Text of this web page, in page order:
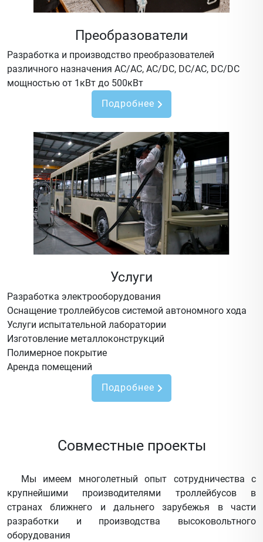
Преобразователи
Разработка и производство преобразователей
различного назначения AC/AC, AC/DC, DC/AC, DC/DC
мощностью от 1кВт до 500кВт
Подробнее
Услуги
Разработка электрооборудования
Оснащение троллейбусов системой автономного хода
Услуги испытательной лаборатории
Изготовление металлоконструкций
Полимерное покрытие
Аренда помещений
Подробнее
Совместные проекты
Мы имеем многолетный опыт сотрудничества с
крупнейшими производителями троллейбусов в
странах ближнего и дальнего зарубежья в части
разработки и производства высоковольтного
оборудования